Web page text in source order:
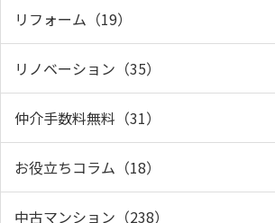
リフォーム（19）
リノベーション（35）
仲介手数料無料（31）
お役立ちコラム（18）
中古マンション（238）